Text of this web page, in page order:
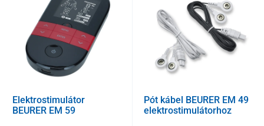
Elektrostimulátor
BEURER EM 59
Pót kábel BEURER EM 49
elektrostimulátorhoz